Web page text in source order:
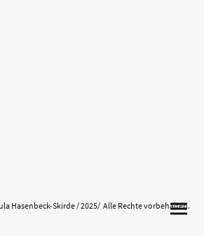
Hasenbeck-Skirde / 2025/ Alle Rechte vorbehalten.